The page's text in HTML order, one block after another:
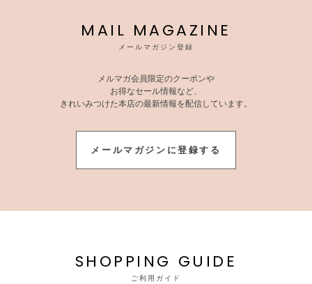
MAIL MAGAZINE
メールマガジン登録
メルマガ会員限定のクーポンや
お得なセール情報など、
きれいみつけた本店の最新情報を配信しています。
メールマガジンに登録する
SHOPPING GUIDE
ご利用ガイド